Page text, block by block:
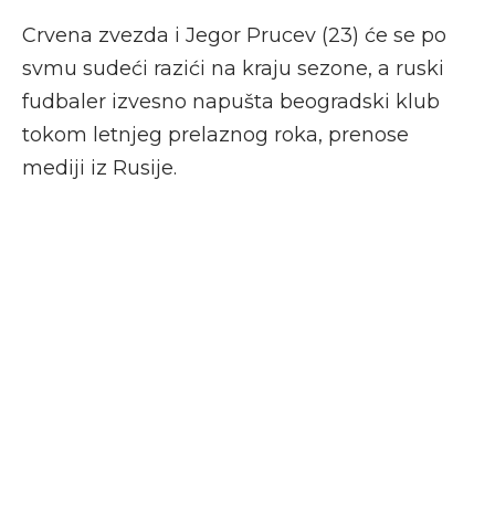
Crvena zvezda i Jegor Prucev (23) će se po
svmu sudeći razići na kraju sezone, a ruski
fudbaler izvesno napušta beogradski klub
tokom letnjeg prelaznog roka, prenose
mediji iz Rusije.